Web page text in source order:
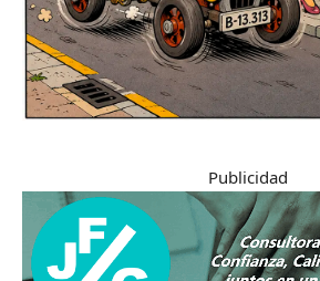
Publicidad